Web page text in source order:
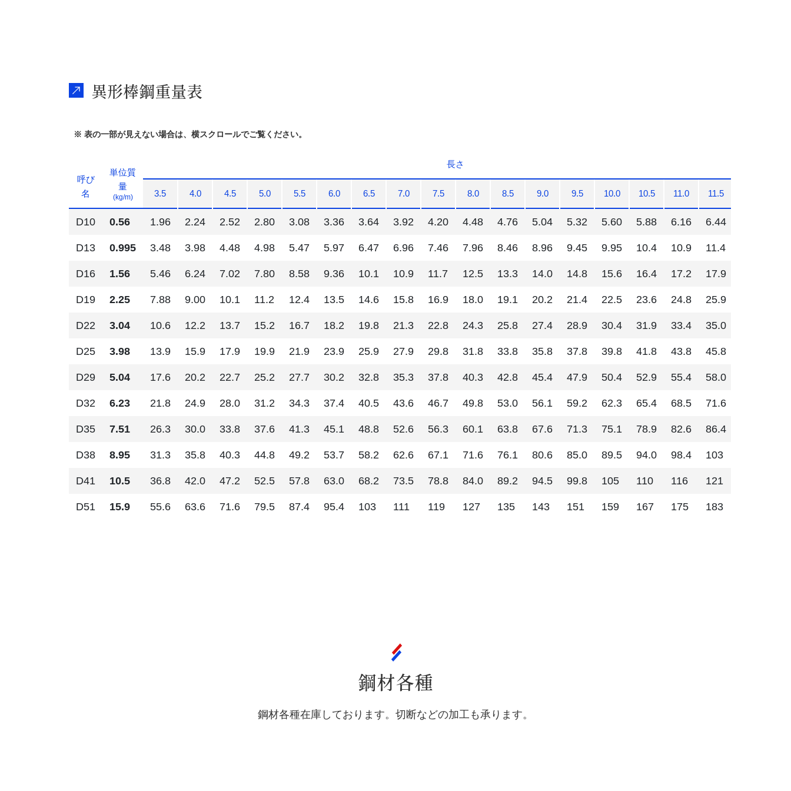
異形棒鋼重量表
※ 表の一部が見えない場合は、横スクロールでご覧ください。
呼び
名
単位質
量
(kg/m)
長さ
3.5 4.0 4.5 5.0 5.5 6.0 6.5 7.0 7.5 8.0 8.5 9.0 9.5 10.0 10.5 11.0 11.5
D10 0.56 1.96 2.24 2.52 2.80 3.08 3.36 3.64 3.92 4.20 4.48 4.76 5.04 5.32 5.60 5.88 6.16 6.44
D13 0.995 3.48 3.98 4.48 4.98 5.47 5.97 6.47 6.96 7.46 7.96 8.46 8.96 9.45 9.95 10.4 10.9 11.4
D16 1.56 5.46 6.24 7.02 7.80 8.58 9.36 10.1 10.9 11.7 12.5 13.3 14.0 14.8 15.6 16.4 17.2 17.9
D19 2.25 7.88 9.00 10.1 11.2 12.4 13.5 14.6 15.8 16.9 18.0 19.1 20.2 21.4 22.5 23.6 24.8 25.9
D22 3.04 10.6 12.2 13.7 15.2 16.7 18.2 19.8 21.3 22.8 24.3 25.8 27.4 28.9 30.4 31.9 33.4 35.0
D25 3.98 13.9 15.9 17.9 19.9 21.9 23.9 25.9 27.9 29.8 31.8 33.8 35.8 37.8 39.8 41.8 43.8 45.8
D29 5.04 17.6 20.2 22.7 25.2 27.7 30.2 32.8 35.3 37.8 40.3 42.8 45.4 47.9 50.4 52.9 55.4 58.0
D32 6.23 21.8 24.9 28.0 31.2 34.3 37.4 40.5 43.6 46.7 49.8 53.0 56.1 59.2 62.3 65.4 68.5 71.6
D35 7.51 26.3 30.0 33.8 37.6 41.3 45.1 48.8 52.6 56.3 60.1 63.8 67.6 71.3 75.1 78.9 82.6 86.4
D38 8.95 31.3 35.8 40.3 44.8 49.2 53.7 58.2 62.6 67.1 71.6 76.1 80.6 85.0 89.5 94.0 98.4 103
D41 10.5 36.8 42.0 47.2 52.5 57.8 63.0 68.2 73.5 78.8 84.0 89.2 94.5 99.8 105 110 116 121
D51 15.9 55.6 63.6 71.6 79.5 87.4 95.4 103 111 119 127 135 143 151 159 167 175 183
鋼材各種
鋼材各種在庫しております。切断などの加工も承ります。